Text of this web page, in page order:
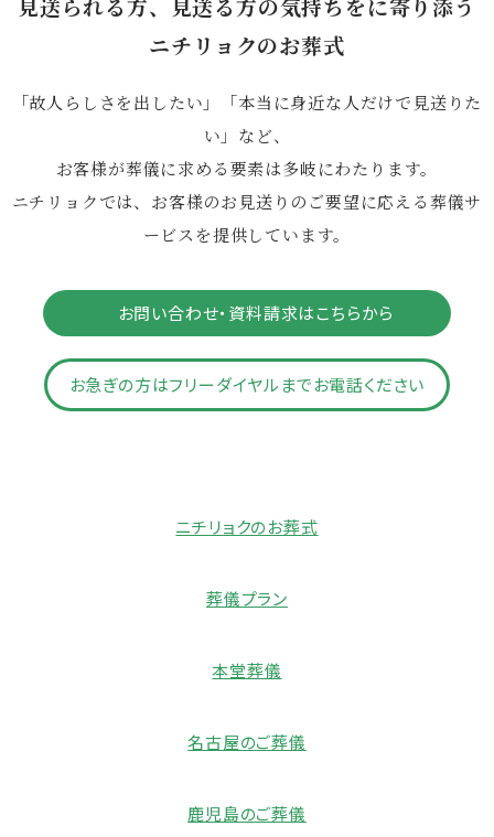
ニチリョクのお葬式
「故人らしさを出したい」「本当に身近な人だけで見送りた
い」など、
お客様が葬儀に求める要素は多岐にわたります。
ニチリョクでは、お客様のお見送りのご要望に応える葬儀サ
ービスを提供しています。
お問い合わせ・資料請求はこちらから
お急ぎの方はフリーダイヤルまでお電話ください
ニチリョクのお葬式
葬儀プラン
本堂葬儀
名古屋のご葬儀
鹿児島のご葬儀